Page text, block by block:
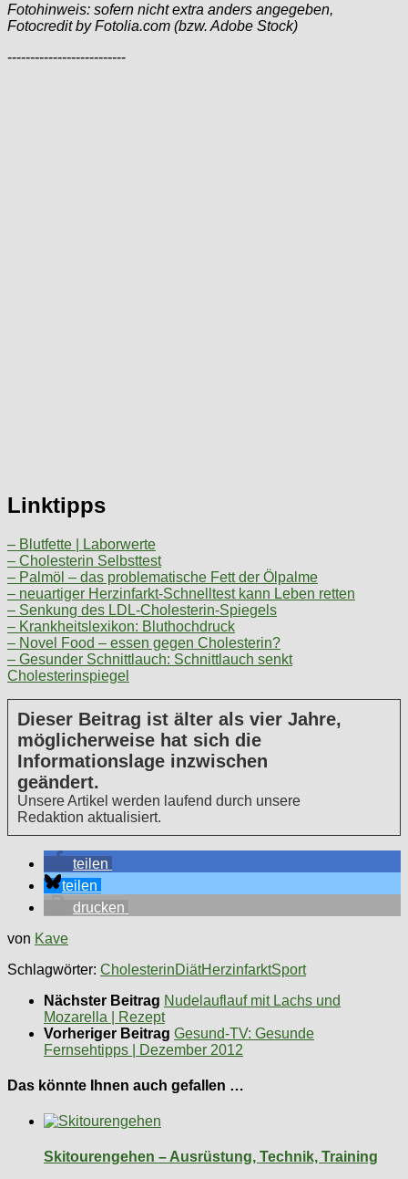
Fotohinweis: sofern nicht extra anders angegeben,
Fotocredit by Fotolia.com (bzw. Adobe Stock)
--------------------------
Linktipps
– Blutfette | Laborwerte
– Cholesterin Selbsttest
– Palmöl – das problematische Fett der Ölpalme
– neuartiger Herzinfarkt-Schnelltest kann Leben retten
– Senkung des LDL-Cholesterin-Spiegels
– Krankheitslexikon: Bluthochdruck
– Novel Food – essen gegen Cholesterin?
– Gesunder Schnittlauch: Schnittlauch senkt
Cholesterinspiegel
Dieser Beitrag ist älter als vier Jahre,
möglicherweise hat sich die
Informationslage inzwischen
geändert.
Unsere Artikel werden laufend durch unsere
Redaktion aktualisiert.
teilen
teilen
drucken
von Kave
Schlagwörter: CholesterinDiätHerzinfarktSport
Nächster Beitrag Nudelauflauf mit Lachs und
Mozarella | Rezept
Vorheriger Beitrag Gesund-TV: Gesunde
Fernsehtipps | Dezember 2012
Das könnte Ihnen auch gefallen …
Skitourengehen – Ausrüstung, Technik, Training